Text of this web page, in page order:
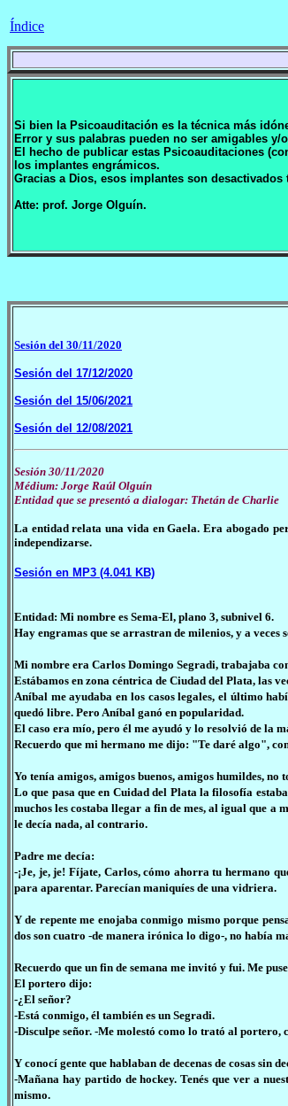
Índice
Si bien la Psicoauditación es la técnica más
Error y sus palabras pueden no ser amigables
El hecho de publicar estas Psicoauditaciones
los implantes engrámicos.
Gracias a Dios, esos implantes son
Atte: prof. Jorge Olguín.
Sesión del 30/11/2020
Sesión del 17/12/2020
Sesión del 15/06/2021
Sesión del 12/08/2021
Sesión 30/11/2020
Médium: Jorge Raúl Olguín
Entidad que se presentó a dialogar: Thetán de Charlie
La entidad relata una vida en Gaela. Era abogado
independizarse.
Sesión en MP3 (4.041 KB)
Entidad: Mi nombre es Sema-El, plano 3, subnivel 6.
Hay engramas que se arrastran de milenios, y a
Mi nombre era Carlos Domingo Segradi, trabajaba
Estábamos en zona céntrica de Ciudad del Plata, las
Aníbal me ayudaba en los casos legales, el último
quedó libre. Pero Aníbal ganó en popularidad.
El caso era mío, pero él me ayudó y lo resolvió de la
Recuerdo que mi hermano me dijo: "Te daré algo",
Yo tenía amigos, amigos buenos, amigos humildes,
Lo que pasa que en Cuidad del Plata la filosofía
muchos les costaba llegar a fin de mes, al igual que a
le decía nada, al contrario.
Padre me decía:
-¡Je, je, je! Fíjate, Carlos, cómo ahorra tu hermano
para aparentar. Parecían maniquíes de una vidriera.
Y de repente me enojaba conmigo mismo porque
dos son cuatro -de manera irónica lo digo-, no había
Recuerdo que un fin de semana me invitó y fui. Me
El portero dijo:
-¿El señor?
-Está conmigo, él también es un Segradi.
-Disculpe señor. -Me molestó como lo trató al
Y conocí gente que hablaban de decenas de cosas sin
-Mañana hay partido de hockey. Tenés que ver a
mismo.